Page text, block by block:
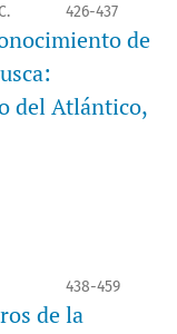
426-437
de
del Atlántico,
438-459
de la